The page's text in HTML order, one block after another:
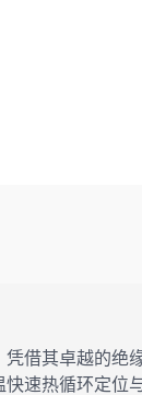
借其卓越的绝
速热循环定位